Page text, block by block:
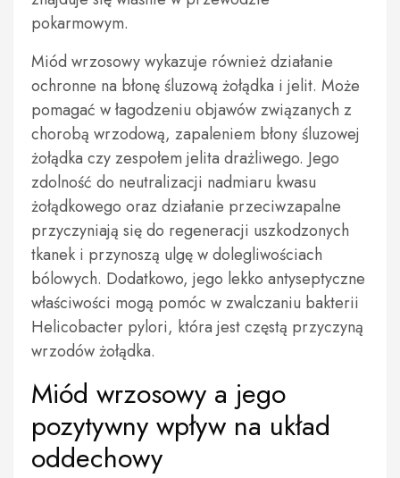
pokarmowym.
Miód wrzosowy wykazuje również działanie
ochronne na błonę śluzową żołądka i jelit. Może
pomagać w łagodzeniu objawów związanych z
chorobą wrzodową, zapaleniem błony śluzowej
żołądka czy zespołem jelita drażliwego. Jego
zdolność do neutralizacji nadmiaru kwasu
żołądkowego oraz działanie przeciwzapalne
przyczyniają się do regeneracji uszkodzonych
tkanek i przynoszą ulgę w dolegliwościach
bólowych. Dodatkowo, jego lekko antyseptyczne
właściwości mogą pomóc w zwalczaniu bakterii
Helicobacter pylori, która jest częstą przyczyną
wrzodów żołądka.
Miód wrzosowy a jego
pozytywny wpływ na układ
oddechowy